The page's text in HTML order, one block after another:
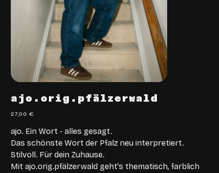
ajo.orig.pfälzerwald
Preis
27,00 €
ajo. Ein Wort - alles gesagt.
Das schönste Wort der Pfalz neu interpretiert.
Stilvoll. Für dein Zuhause.
Mit ajo.orig.pfälzerwald geht's thematisch, farblich